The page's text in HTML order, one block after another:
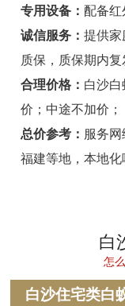
瑞安白蚁防治
乐清白蚁防治
龙港白蚁防治
永嘉白蚁防治
平阳白蚁防治
专用设备： 配备红
诚信服务： 提供
质保，质保期内复
合理价格： 白沙
价；中途不加价；
总价参考： 服务网
福建等地，本地化
白
怎
白沙住宅类白